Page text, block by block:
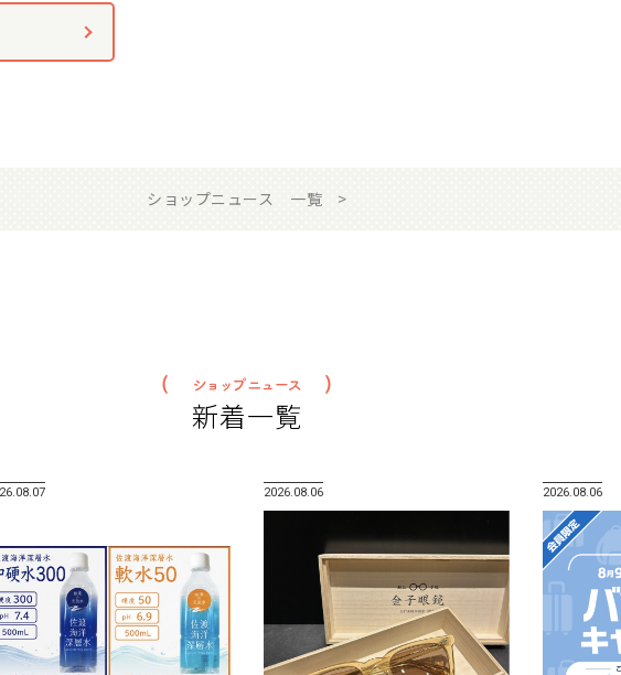
ショップニュース 一覧
新着一覧
2026.08.06 2026.08.06